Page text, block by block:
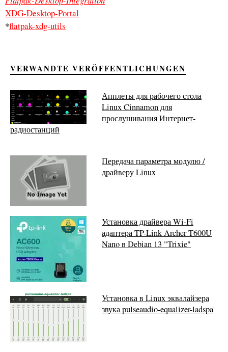
XDG-Desktop-Portal
*flatpak-xdg-utils
VERWANDTE VERÖFFENTLICHUNGEN
Апплеты для рабочего стола
Linux Cinnamon для
прослушивания Интернет-
радиостанций
Передача параметра модулю /
драйверу Linux
Установка драйвера Wi-Fi
адаптера TP-Link Archer T600U
Nano в Debian 13 "Trixie"
Установка в Linux эквалайзера
звука pulseaudio-equalizer-ladspa